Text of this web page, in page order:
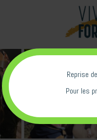
Reprise
Pour les